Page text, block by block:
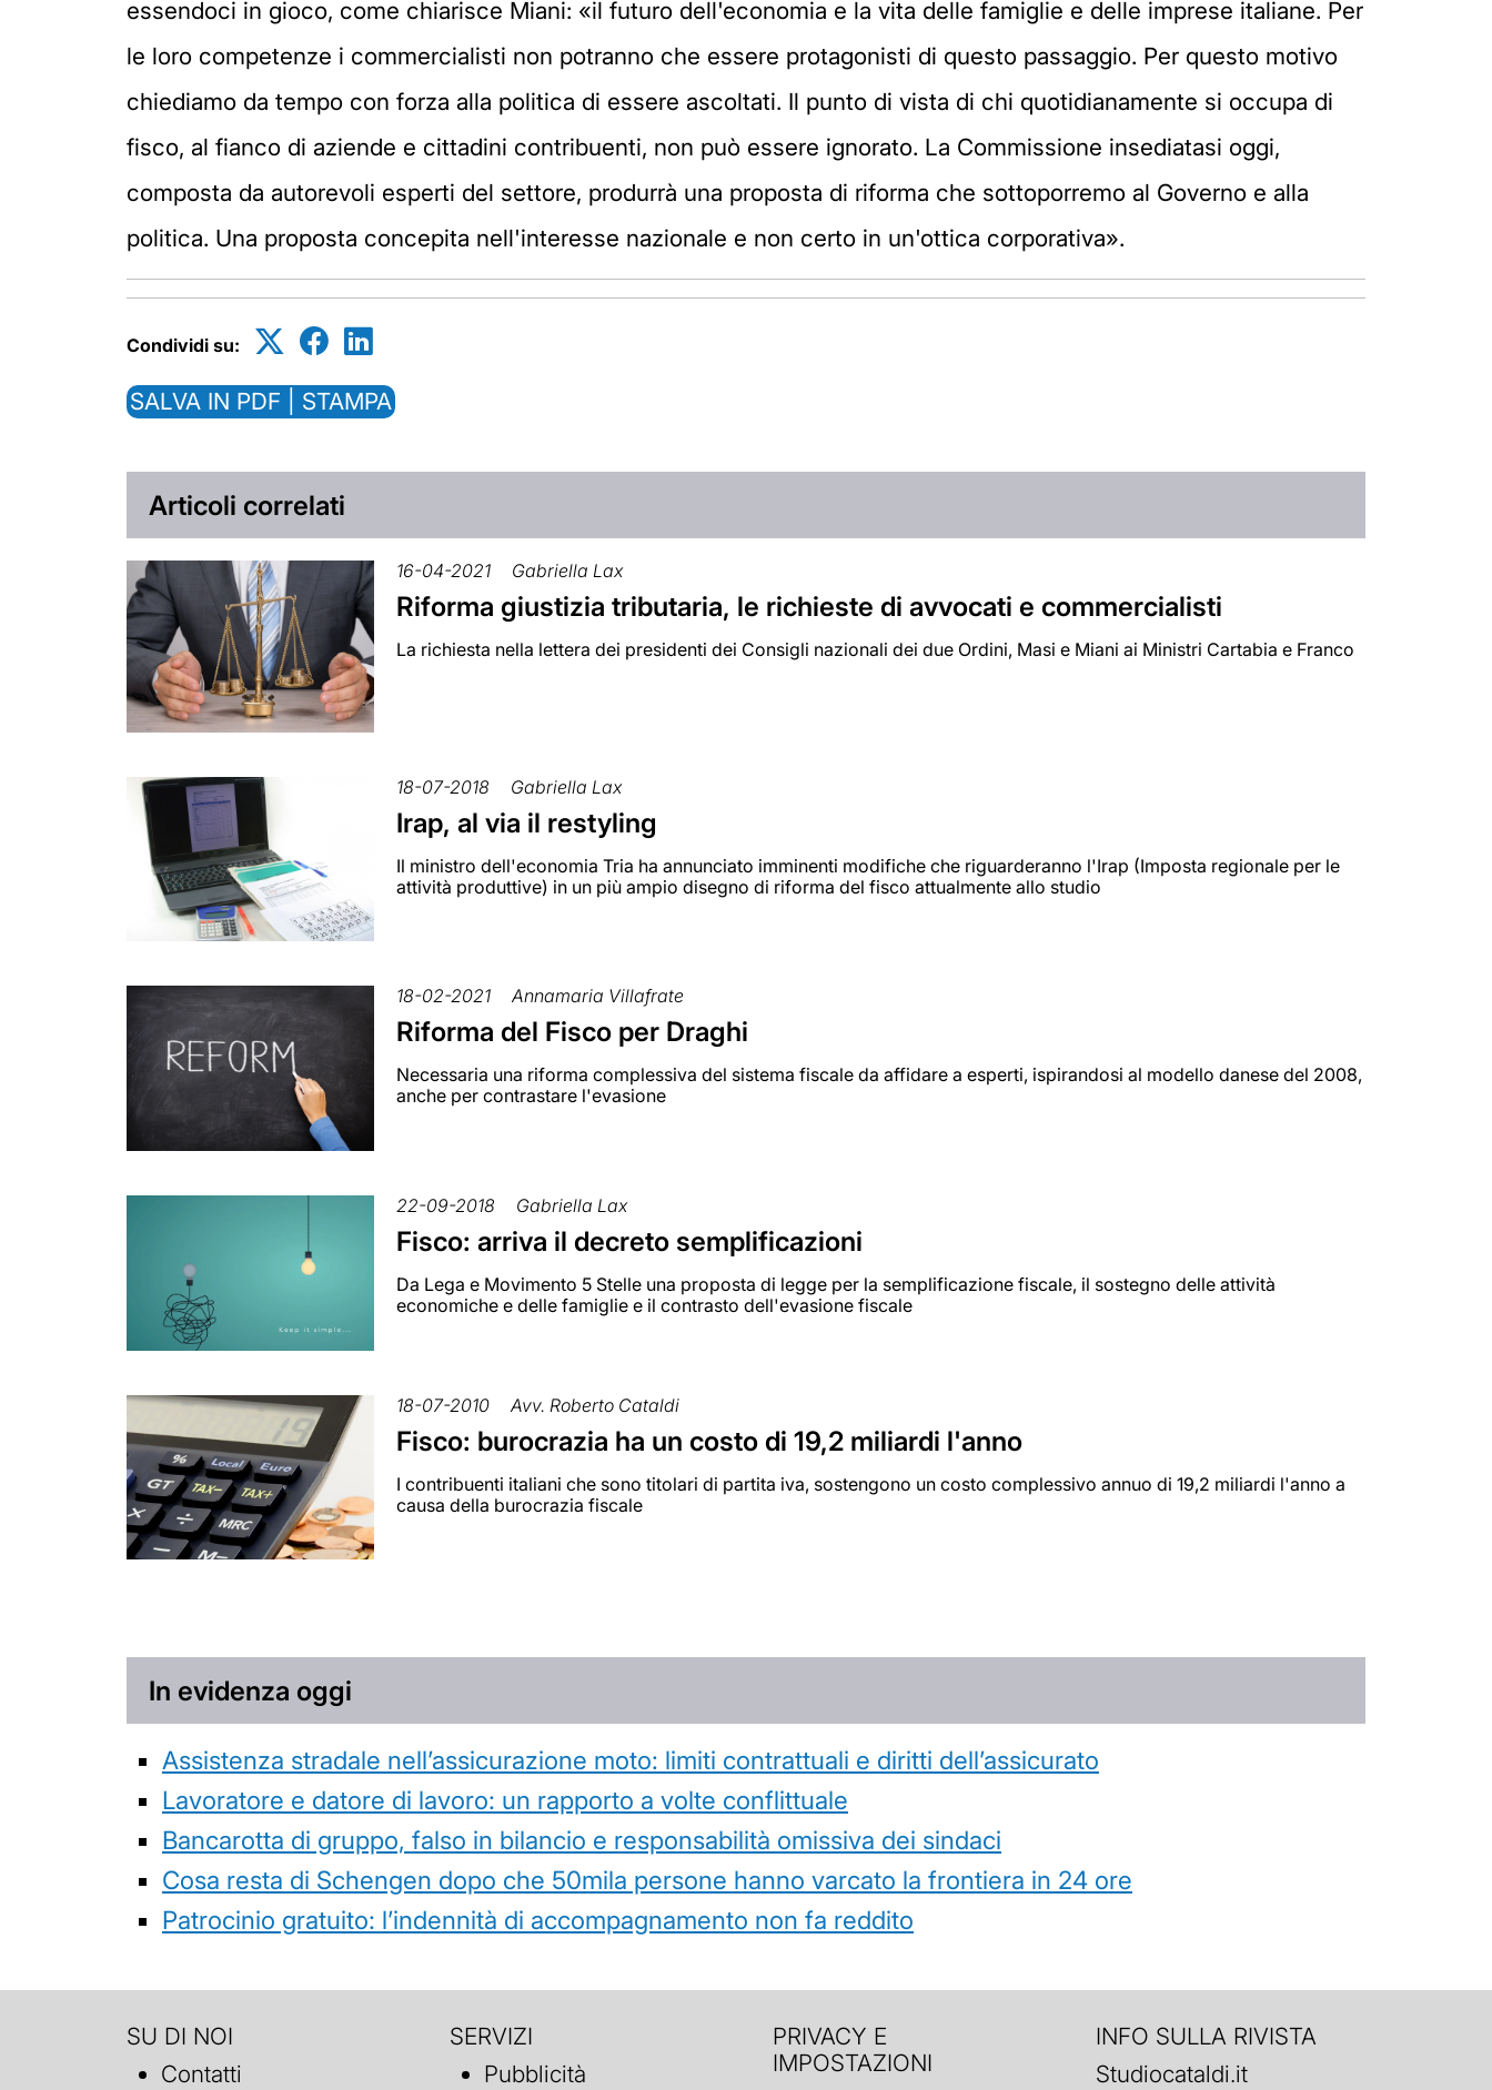
essendoci in gioco, come chiarisce Miani: «il futuro dell'economia e la vita delle famiglie e delle imprese italiane. Per
le loro competenze i commercialisti non potranno che essere protagonisti di questo passaggio. Per questo motivo
chiediamo da tempo con forza alla politica di essere ascoltati. Il punto di vista di chi quotidianamente si occupa di
fisco, al fianco di aziende e cittadini contribuenti, non può essere ignorato. La Commissione insediatasi oggi,
composta da autorevoli esperti del settore, produrrà una proposta di riforma che sottoporremo al Governo e alla
politica. Una proposta concepita nell'interesse nazionale e non certo in un'ottica corporativa».
Condividi su:
SALVA IN PDF | STAMPA
Articoli correlati
16-04-2021 Gabriella Lax
Riforma giustizia tributaria, le richieste di avvocati e commercialisti
La richiesta nella lettera dei presidenti dei Consigli nazionali dei due Ordini, Masi e Miani ai Ministri Cartabia e Franco
18-07-2018 Gabriella Lax
Irap, al via il restyling
Il ministro dell'economia Tria ha annunciato imminenti modifiche che riguarderanno l'Irap (Imposta regionale per le
attività produttive) in un più ampio disegno di riforma del fisco attualmente allo studio
18-02-2021 Annamaria Villafrate
Riforma del Fisco per Draghi
Necessaria una riforma complessiva del sistema fiscale da affidare a esperti, ispirandosi al modello danese del 2008,
anche per contrastare l'evasione
22-09-2018 Gabriella Lax
Fisco: arriva il decreto semplificazioni
Da Lega e Movimento 5 Stelle una proposta di legge per la semplificazione fiscale, il sostegno delle attività
economiche e delle famiglie e il contrasto dell'evasione fiscale
18-07-2010 Avv. Roberto Cataldi
Fisco: burocrazia ha un costo di 19,2 miliardi l'anno
I contribuenti italiani che sono titolari di partita iva, sostengono un costo complessivo annuo di 19,2 miliardi l'anno a
causa della burocrazia fiscale
In evidenza oggi
Assistenza stradale nell’assicurazione moto: limiti contrattuali e diritti dell’assicurato
Lavoratore e datore di lavoro: un rapporto a volte conflittuale
Bancarotta di gruppo, falso in bilancio e responsabilità omissiva dei sindaci
Cosa resta di Schengen dopo che 50mila persone hanno varcato la frontiera in 24 ore
Patrocinio gratuito: l’indennità di accompagnamento non fa reddito
SU DI NOI
Contatti
SERVIZI
Pubblicità
PRIVACY E
IMPOSTAZIONI
INFO SULLA RIVISTA
Studiocataldi.it